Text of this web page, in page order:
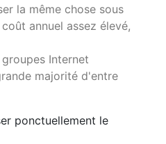
la même chose sous
annuel assez élevé,
Internet
majorité d'entre
ponctuellement le